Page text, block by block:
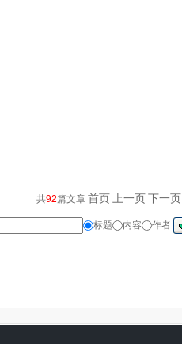
共92篇文章首页上一页下一页
标题 内容 作者